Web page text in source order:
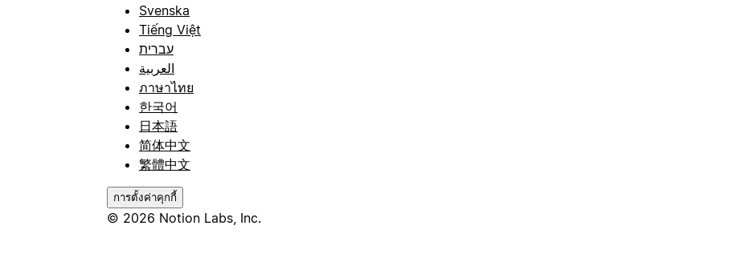
Svenska
Tiếng Việt
עברית
العربية
ภาษาไทย
한국어
日本語
简体中文
繁體中文
การตั้งค่าคุกกี้
© 2026 Notion Labs, Inc.